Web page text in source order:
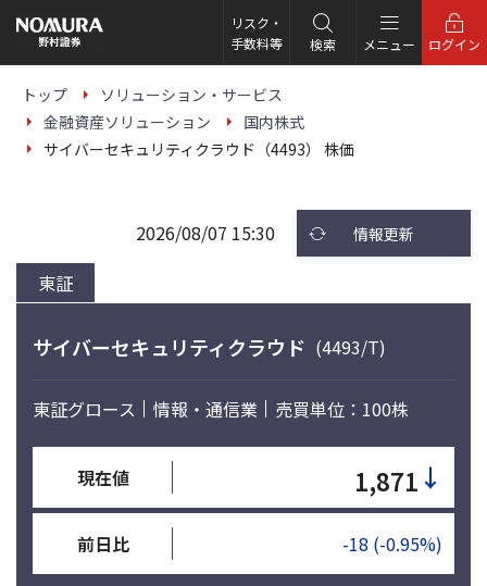
の
ー
リスク・
手数料等
検索 メニュー ログイン
トップ
ソリューション・サービス
金融資産ソリューション
国内株式
サイバーセキュリティクラウド（4493） 株価
東証
2026/08/07 15:30 情報更新
サイバーセキュリティクラウド (4493/T)
東証グロース 情報・通信業 売買単位：100株
現在値 1,871 ↓
前日比 -18 (-0.95%)